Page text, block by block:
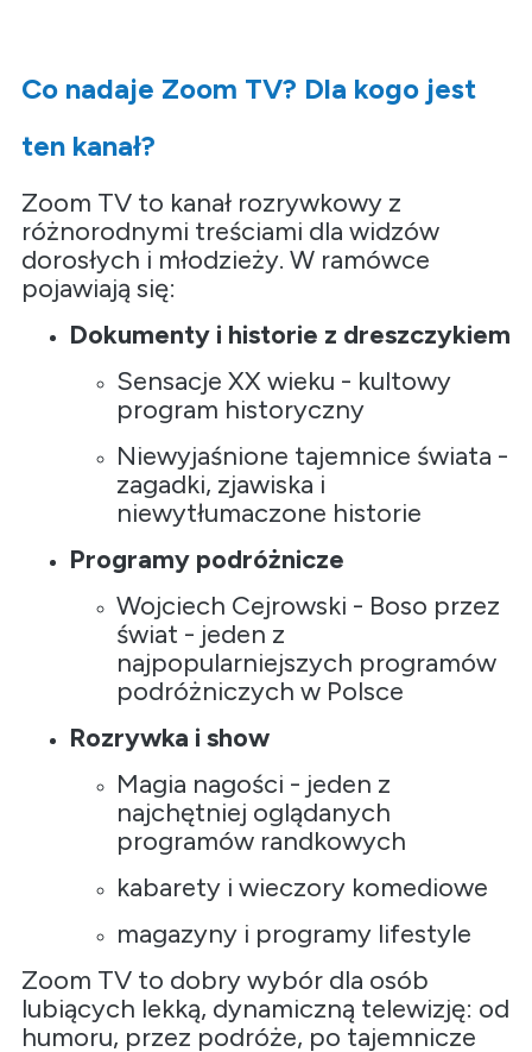
Co nadaje Zoom TV? Dla kogo jest
ten kanał?
Zoom TV to kanał rozrywkowy z
różnorodnymi treściami dla widzów
dorosłych i młodzieży. W ramówce
pojawiają się:
Dokumenty i historie z dreszczykiem
Sensacje XX wieku - kultowy
program historyczny
Niewyjaśnione tajemnice świata -
zagadki, zjawiska i
niewytłumaczone historie
Programy podróżnicze
Wojciech Cejrowski - Boso przez
świat - jeden z
najpopularniejszych programów
podróżniczych w Polsce
Rozrywka i show
Magia nagości - jeden z
najchętniej oglądanych
programów randkowych
kabarety i wieczory komediowe
magazyny i programy lifestyle
Zoom TV to dobry wybór dla osób
lubiących lekką, dynamiczną telewizję: od
humoru, przez podróże, po tajemnicze